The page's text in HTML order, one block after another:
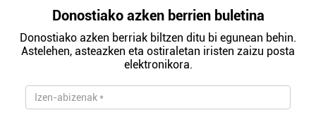
Donostiako azken berrien buletina
Donostiako azken berriak biltzen ditu bi egunean behin.
Astelehen, asteazken eta ostiraletan iristen zaizu posta
elektronikora.